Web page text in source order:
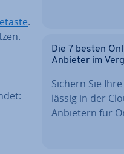
.
Die 7 besten
Anbieter im
Sichern Sie
läs­sig in der
Anbietern für